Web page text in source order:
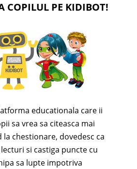
COPILUL PE KIDIBOT!
educationala care ii
sa vrea sa citeasca mai
la chestionare, dovedesc ca
si castiga puncte cu
sa lupte impotriva